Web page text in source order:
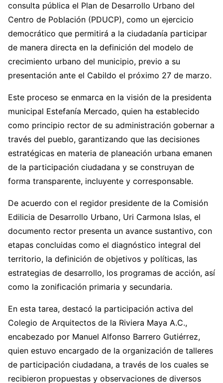
consulta pública el Plan de Desarrollo Urbano del
Centro de Población (PDUCP), como un ejercicio
democrático que permitirá a la ciudadanía participar
de manera directa en la definición del modelo de
crecimiento urbano del municipio, previo a su
presentación ante el Cabildo el próximo 27 de marzo.
Este proceso se enmarca en la visión de la presidenta
municipal Estefanía Mercado, quien ha establecido
como principio rector de su administración gobernar a
través del pueblo, garantizando que las decisiones
estratégicas en materia de planeación urbana emanen
de la participación ciudadana y se construyan de
forma transparente, incluyente y corresponsable.
De acuerdo con el regidor presidente de la Comisión
Edilicia de Desarrollo Urbano, Uri Carmona Islas, el
documento rector presenta un avance sustantivo, con
etapas concluidas como el diagnóstico integral del
territorio, la definición de objetivos y políticas, las
estrategias de desarrollo, los programas de acción, así
como la zonificación primaria y secundaria.
En esta tarea, destacó la participación activa del
Colegio de Arquitectos de la Riviera Maya A.C.,
encabezado por Manuel Alfonso Barrero Gutiérrez,
quien estuvo encargado de la organización de talleres
de participación ciudadana, a través de los cuales se
recibieron propuestas y observaciones de diversos